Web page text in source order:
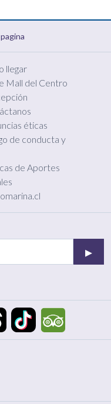
llegar
Mall del Centro
éticas
de conducta y
de Aportes
▸